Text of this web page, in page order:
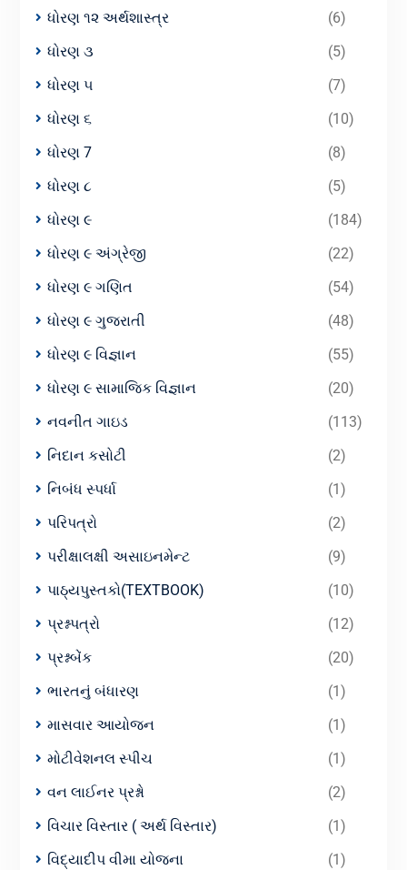
ધોરણ ૧૨ અર્થશાસ્ત્ર
(6)
ધોરણ ૩
(5)
ધોરણ ૫
(7)
ધોરણ ૬
(10)
ધોરણ 7
(8)
ધોરણ ૮
(5)
ધોરણ ૯
(184)
ધોરણ ૯ અંગ્રેજી
(22)
ધોરણ ૯ ગણિત
(54)
ધોરણ ૯ ગુજરાતી
(48)
ધોરણ ૯ વિજ્ઞાન
(55)
ધોરણ ૯ સામાજિક વિજ્ઞાન
(20)
નવનીત ગાઇડ
(113)
નિદાન કસોટી
(2)
નિબંધ સ્પર્ધા
(1)
પરિપત્રો
(2)
પરીક્ષાલક્ષી અસાઇનમેન્ટ
(9)
પાઠ્યપુસ્તકો(TEXTBOOK)
(10)
પ્રશ્નપત્રો
(12)
પ્રશ્નબેંક
(20)
ભારતનું બંધારણ
(1)
માસવાર આયોજન
(1)
મોટીવેશનલ સ્પીચ
(1)
વન લાઈનર પ્રશ્નો
(2)
વિચાર વિસ્તાર ( અર્થ વિસ્તાર)
(1)
વિદ્યાદીપ વીમા યોજના
(1)